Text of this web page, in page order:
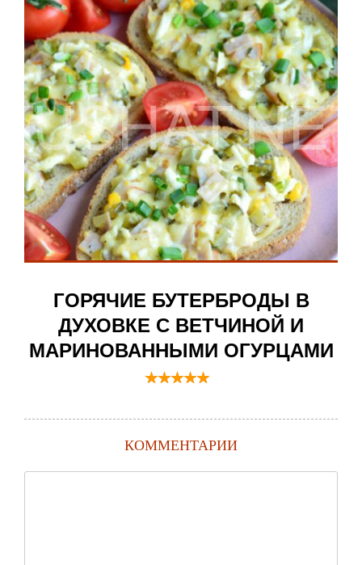
ГОРЯЧИЕ БУТЕРБРОДЫ В
ДУХОВКЕ С ВЕТЧИНОЙ И
МАРИНОВАННЫМИ ОГУРЦАМИ
КОММЕНТАРИИ